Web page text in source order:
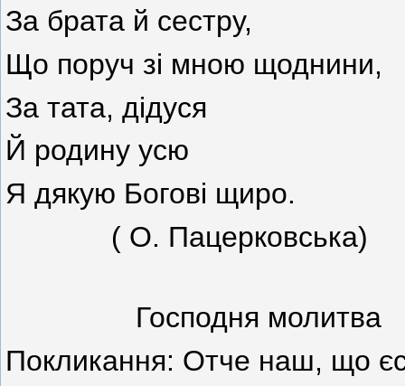
За брата й сестру,
Що поруч зі мною щоднини,
За тата, дідуся
Й родину усю
Я дякую Богові щиро.
( О. Пацерковська)
Господня молитва
Покликання: Отче наш, що